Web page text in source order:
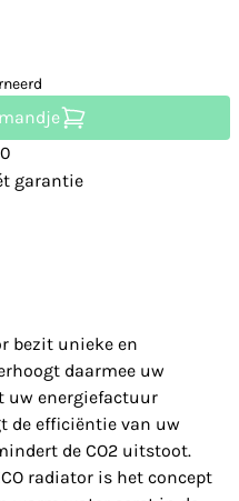
garantie
bezit unieke en
daarmee uw
uw energiefactuur
de efficiëntie van uw
de CO2 uitstoot.
radiator is het concept